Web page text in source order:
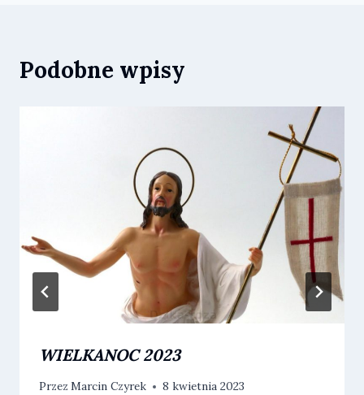
Podobne wpisy
WIELKANOC 2023
Przez Marcin Czyrek 8 kwietnia 2023